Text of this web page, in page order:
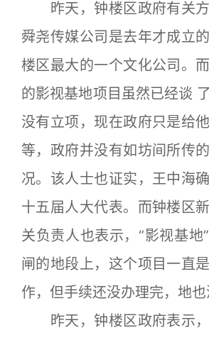
昨天，钟楼区政府有关方
舜尧传媒公司是去年才成立
楼区最大的一个文化公司。
的影视基地项目虽然已经谈
没有立项，现在政府只是给
等，政府并没有如坊间所传
况。该人士也证实，王中海
十五届人大代表。而钟楼区
关负责人也表示，“影视基地
闸的地段上，这个项目一直
作，但手续还没办理完，地也
昨天，钟楼区政府表示，